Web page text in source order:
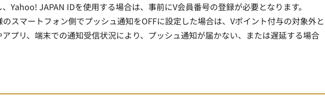
Yahoo! JAPAN IDを使用する場合は、事前にV会員番号の登録が必要となります。
スマートフォン側でプッシュ通知をOFFに設定した場合は、Vポイント付与の対象外と
プリ、端末での通知受信状況により、プッシュ通知が届かない、または遅延する場合